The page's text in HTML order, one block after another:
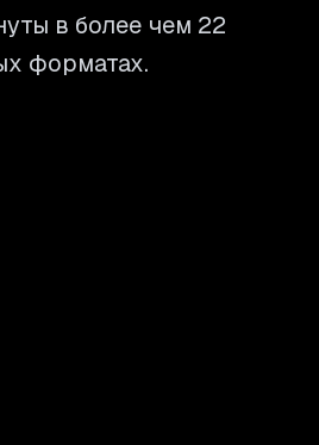
в более чем 22
форматах.